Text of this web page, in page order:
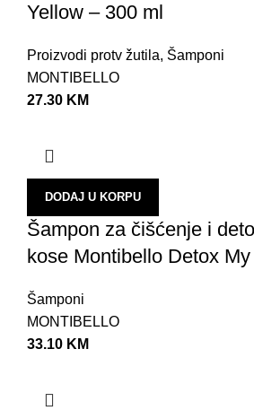
Yellow – 300 ml
Proizvodi protv žutila, Šamponi
MONTIBELLO
27.30 KM
DODAJ U KORPU
Šampon za čišćenje i
kose Montibello Detox
Šamponi
MONTIBELLO
33.10 KM